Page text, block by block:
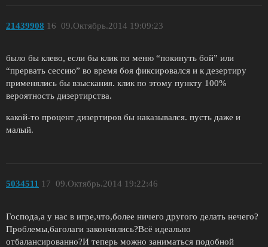
21439908 09.Октябрь.2014 19:09:23
16
было бы клево, если бы клик по меню “покинуть бой” или
“прервать сессию” во время боя фиксировался и к дезертиру
применялись бы взыскания. клик по этому пункту 100%
вероятность дизертирства.
какой-то процент дизертиров бы наказывался. пусть даже и
малый.
5034511 09.Октябрь.2014 19:22:46
17
Господа,а у нас в игре,что,более ничего другого делать нечего?
Проблемы,баголаги закончились?Всё идеально
отбалансированно?И теперь можно заниматься подобной